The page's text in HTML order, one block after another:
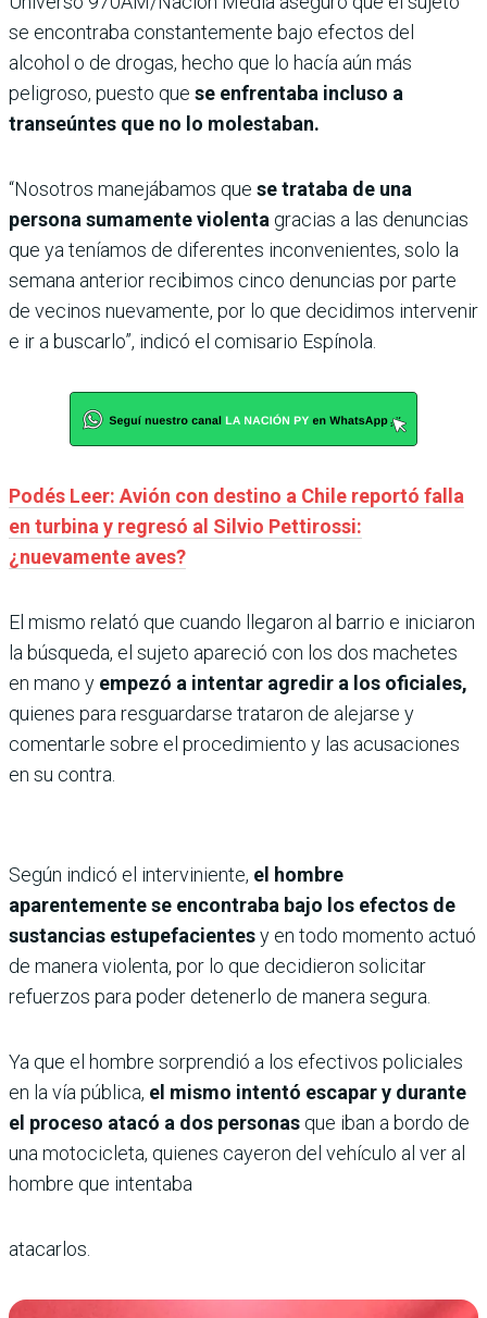
se encontraba constantemente bajo efectos del
alcohol o de drogas, hecho que lo hacía aún más
peligroso, puesto que se enfrentaba incluso a
transeúntes que no lo molestaban.
“Nosotros manejábamos que se trataba de una
persona sumamente violenta gracias a las denuncias
que ya teníamos de diferentes inconvenientes, solo la
semana anterior recibimos cinco denuncias por parte
de vecinos nuevamente, por lo que decidimos intervenir
e ir a buscarlo”, indicó el comisario Espínola.
Podés Leer: Avión con destino a Chile reportó falla
en turbina y regresó al Silvio Pettirossi:
¿nuevamente aves?
El mismo relató que cuando llegaron al barrio e iniciaron
la búsqueda, el sujeto apareció con los dos machetes
en mano y empezó a intentar agredir a los oficiales,
quienes para resguardarse trataron de alejarse y
comentarle sobre el procedimiento y las acusaciones
en su contra.
Según indicó el interviniente, el hombre
aparentemente se encontraba bajo los efectos de
sustancias estupefacientesy en todo momento actuó
de manera violenta, por lo que decidieron solicitar
refuerzos para poder detenerlo de manera segura.
Ya que el hombre sorprendió a los efectivos policiales
en la vía pública, el mismo intentó escapar y durante
el proceso atacó a dos personas que iban a bordo de
una motocicleta, quienes cayeron del vehículo al ver al
hombre que intentaba
atacarlos.